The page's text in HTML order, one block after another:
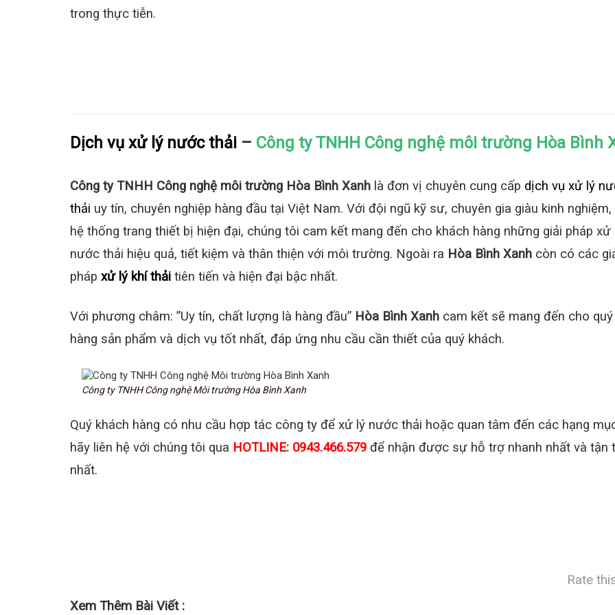
trong thực tiễn.
Dịch vụ xử lý nước thải – Công ty TNHH Công nghệ môi trường Hòa Bình
Công ty TNHH Công nghệ môi trường Hòa Bình Xanh là đơn vị chuyên cung cấp dịch vụ xử lý
thải uy tín, chuyên nghiệp hàng đầu tại Việt Nam. Với đội ngũ kỹ sư, chuyên gia giàu kinh nghiệm,
hệ thống trang thiết bị hiện đại, chúng tôi cam kết mang đến cho khách hàng những giải pháp xử
nước thải hiệu quả, tiết kiệm và thân thiện với môi trường. Ngoài ra Hòa Bình Xanh còn có các
pháp xử lý khí thải tiên tiến và hiện đại bậc nhất.
Với phương châm: ”Uy tín, chất lượng là hàng đầu” Hòa Bình Xanh cam kết sẽ mang đến cho
hàng sản phẩm và dịch vụ tốt nhất, đáp ứng nhu cầu cần thiết của quý khách.
Công ty TNHH Công nghệ Môi trường Hòa Bình Xanh
Quý khách hàng có nhu cầu hợp tác công ty để xử lý nước thải hoặc quan tâm đến các hạng
hãy liên hệ với chúng tôi qua HOTLINE: 0943.466.579 để nhận được sự hỗ trợ nhanh nhất và tận
nhất.
Rate
Xem Thêm Bài Viết :